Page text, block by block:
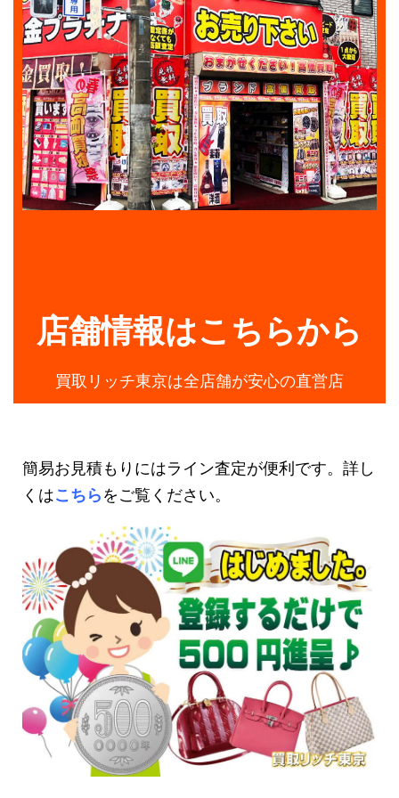
店舗情報はこちらから
買取リッチ東京は全店舗が安心の直営店
簡易お見積もりにはライン査定が便利です。詳し
くはこちらをご覧ください。